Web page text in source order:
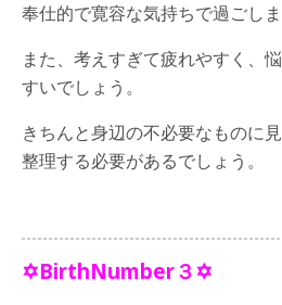
奉仕的で寛容な気持ちで過ごしま
また、考えすぎて疲れやすく、
すいでしょう。
きちんと身辺の不必要なものに
整理する必要があるでしょう。
✡BirthNumber３✡